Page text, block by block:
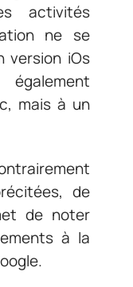
activités
ne se
version iOs
mais à un
de
de noter
à la